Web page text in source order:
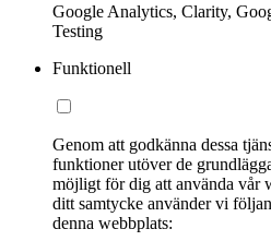
Google Analytics, Clarity,
Testing
Funktionell
Genom att godkänna dessa
funktioner utöver de
möjligt för dig att använda vår
ditt samtycke använder vi
denna webbplats: